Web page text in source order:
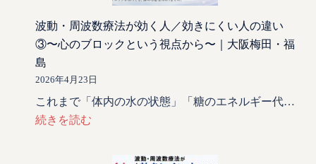
波動・周波数療法が効く人／効きにくい人の違い
③〜心のブロックという視点から〜｜大阪梅田・福
島
2026年4月23日
これまで「体内の水の状態」「糖のエネルギー代…
続きを読む